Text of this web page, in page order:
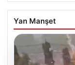
Yan Manşet